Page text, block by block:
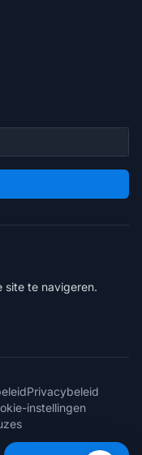
site te navigeren.
Privacybeleid
instellingen